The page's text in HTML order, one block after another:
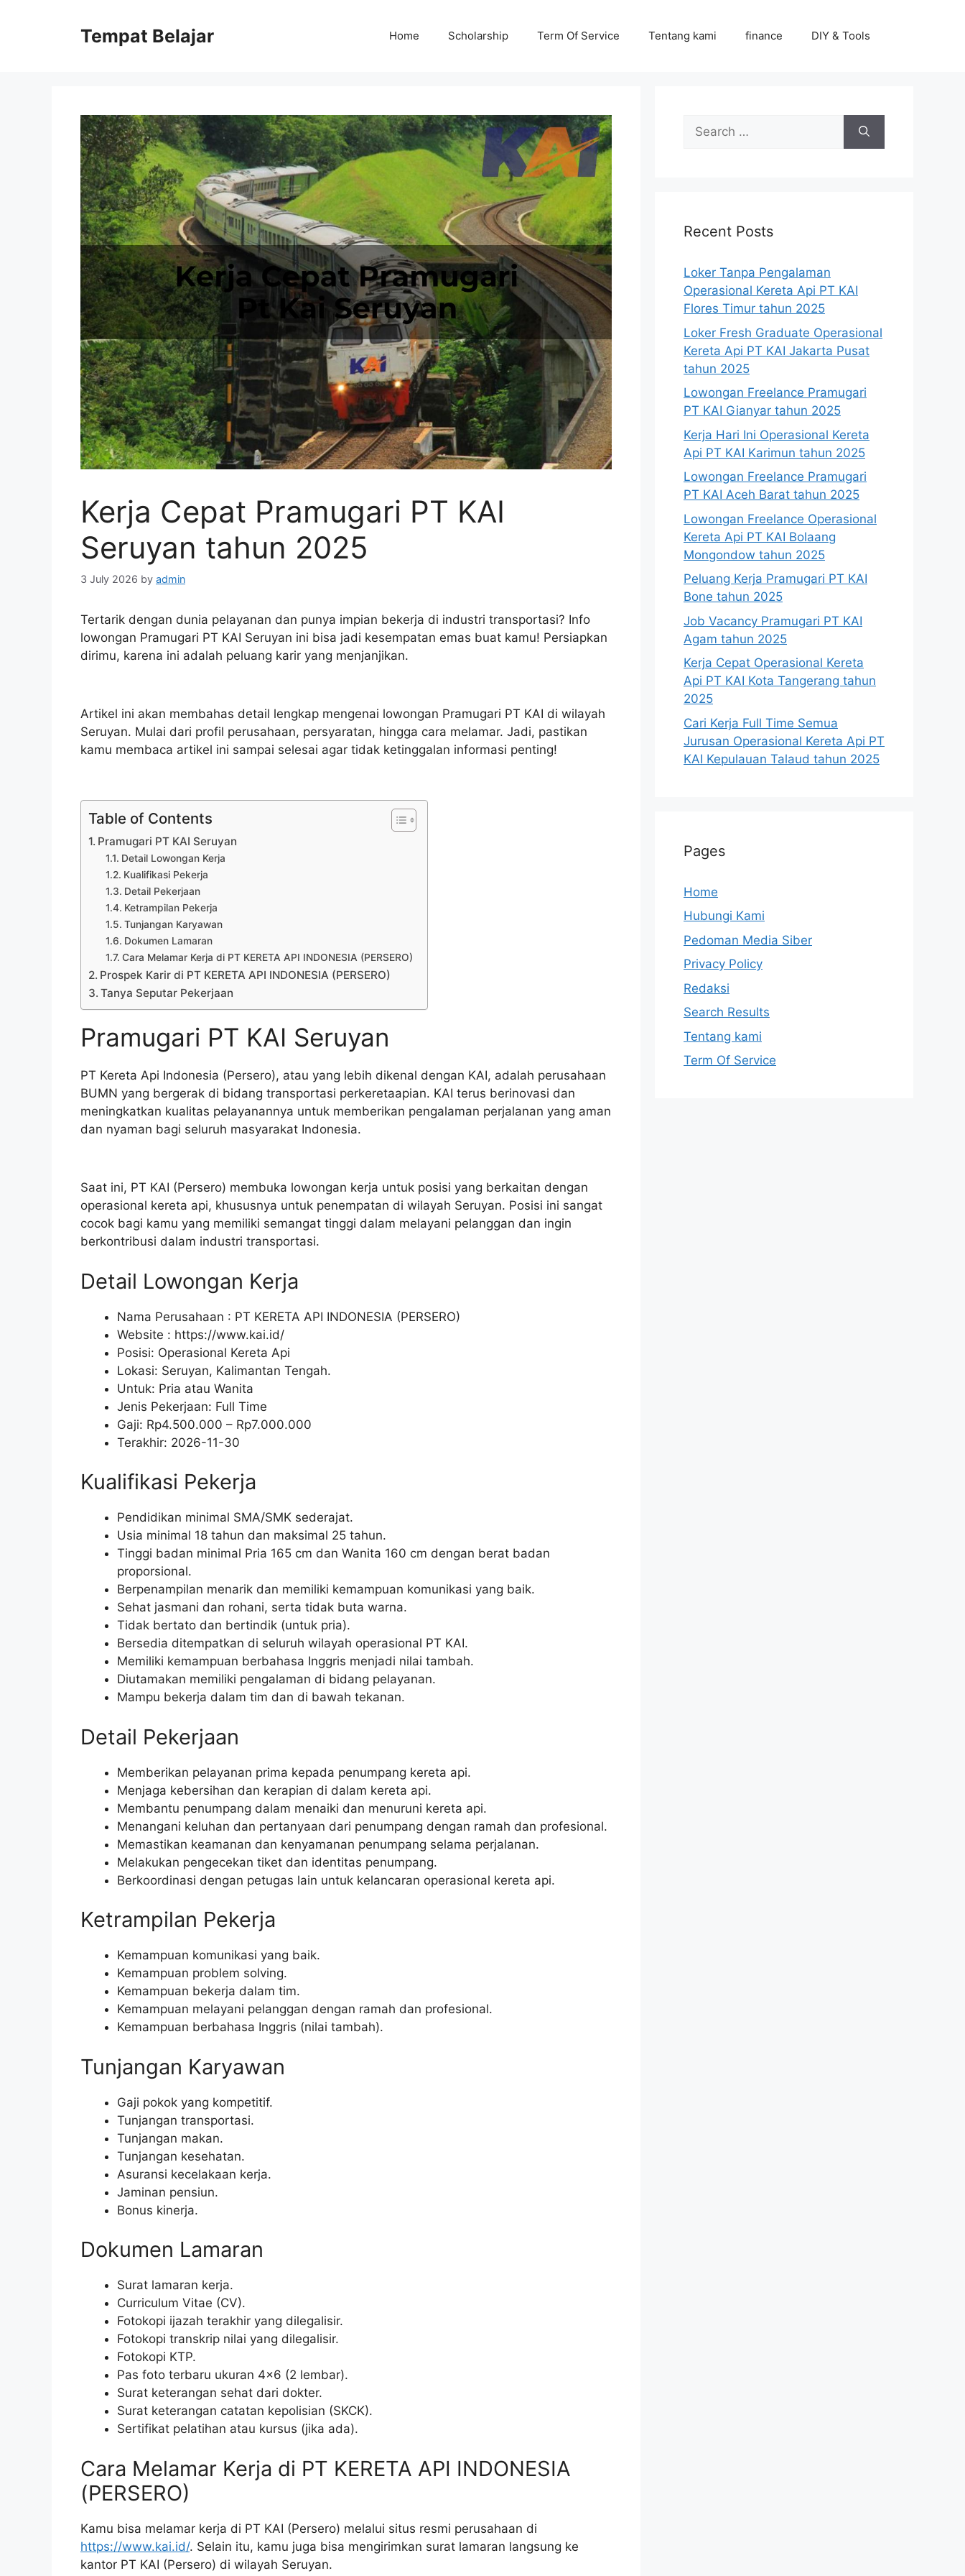
Tempat Belajar Home Scholarship Term Of Service Tentang kami finance DIY & Tools
Kerja Cepat Pramugari PT KAI
Seruyan tahun 2025
3 July 2026 by admin
Tertarik dengan dunia pelayanan dan punya impian bekerja di industri transportasi? Info
lowongan Pramugari PT KAI Seruyan ini bisa jadi kesempatan emas buat kamu! Persiapkan
dirimu, karena ini adalah peluang karir yang menjanjikan.
Artikel ini akan membahas detail lengkap mengenai lowongan Pramugari PT KAI di wilayah
Seruyan. Mulai dari profil perusahaan, persyaratan, hingga cara melamar. Jadi, pastikan
kamu membaca artikel ini sampai selesai agar tidak ketinggalan informasi penting!
Table of Contents
Pramugari PT KAI Seruyan
Detail Lowongan Kerja
Kualifikasi Pekerja
Detail Pekerjaan
Ketrampilan Pekerja
Tunjangan Karyawan
Dokumen Lamaran
Cara Melamar Kerja di PT KERETA API INDONESIA (PERSERO)
Prospek Karir di PT KERETA API INDONESIA (PERSERO)
Tanya Seputar Pekerjaan
Pramugari PT KAI Seruyan
PT Kereta Api Indonesia (Persero), atau yang lebih dikenal dengan KAI, adalah perusahaan
BUMN yang bergerak di bidang transportasi perkeretaapian. KAI terus berinovasi dan
meningkatkan kualitas pelayanannya untuk memberikan pengalaman perjalanan yang aman
dan nyaman bagi seluruh masyarakat Indonesia.
Saat ini, PT KAI (Persero) membuka lowongan kerja untuk posisi yang berkaitan dengan
operasional kereta api, khususnya untuk penempatan di wilayah Seruyan. Posisi ini sangat
cocok bagi kamu yang memiliki semangat tinggi dalam melayani pelanggan dan ingin
berkontribusi dalam industri transportasi.
Detail Lowongan Kerja
Nama Perusahaan : PT KERETA API INDONESIA (PERSERO)
Website : https://www.kai.id/
Posisi: Operasional Kereta Api
Lokasi: Seruyan, Kalimantan Tengah.
Untuk: Pria atau Wanita
Jenis Pekerjaan: Full Time
Gaji: Rp4.500.000 – Rp7.000.000
Terakhir: 2026-11-30
Kualifikasi Pekerja
Pendidikan minimal SMA/SMK sederajat.
Usia minimal 18 tahun dan maksimal 25 tahun.
Tinggi badan minimal Pria 165 cm dan Wanita 160 cm dengan berat badan
proporsional.
Berpenampilan menarik dan memiliki kemampuan komunikasi yang baik.
Sehat jasmani dan rohani, serta tidak buta warna.
Tidak bertato dan bertindik (untuk pria).
Bersedia ditempatkan di seluruh wilayah operasional PT KAI.
Memiliki kemampuan berbahasa Inggris menjadi nilai tambah.
Diutamakan memiliki pengalaman di bidang pelayanan.
Mampu bekerja dalam tim dan di bawah tekanan.
Detail Pekerjaan
Memberikan pelayanan prima kepada penumpang kereta api.
Menjaga kebersihan dan kerapian di dalam kereta api.
Membantu penumpang dalam menaiki dan menuruni kereta api.
Menangani keluhan dan pertanyaan dari penumpang dengan ramah dan profesional.
Memastikan keamanan dan kenyamanan penumpang selama perjalanan.
Melakukan pengecekan tiket dan identitas penumpang.
Berkoordinasi dengan petugas lain untuk kelancaran operasional kereta api.
Ketrampilan Pekerja
Kemampuan komunikasi yang baik.
Kemampuan problem solving.
Kemampuan bekerja dalam tim.
Kemampuan melayani pelanggan dengan ramah dan profesional.
Kemampuan berbahasa Inggris (nilai tambah).
Tunjangan Karyawan
Gaji pokok yang kompetitif.
Tunjangan transportasi.
Tunjangan makan.
Tunjangan kesehatan.
Asuransi kecelakaan kerja.
Jaminan pensiun.
Bonus kinerja.
Dokumen Lamaran
Surat lamaran kerja.
Curriculum Vitae (CV).
Fotokopi ijazah terakhir yang dilegalisir.
Fotokopi transkrip nilai yang dilegalisir.
Fotokopi KTP.
Pas foto terbaru ukuran 4×6 (2 lembar).
Surat keterangan sehat dari dokter.
Surat keterangan catatan kepolisian (SKCK).
Sertifikat pelatihan atau kursus (jika ada).
Cara Melamar Kerja di PT KERETA API INDONESIA
(PERSERO)
Kamu bisa melamar kerja di PT KAI (Persero) melalui situs resmi perusahaan di
https://www.kai.id/. Selain itu, kamu juga bisa mengirimkan surat lamaran langsung ke
kantor PT KAI (Persero) di wilayah Seruyan.
Search
for:
Recent Posts
Loker Tanpa Pengalaman
Operasional Kereta Api PT KAI
Flores Timur tahun 2025
Loker Fresh Graduate Operasional
Kereta Api PT KAI Jakarta Pusat
tahun 2025
Lowongan Freelance Pramugari
PT KAI Gianyar tahun 2025
Kerja Hari Ini Operasional Kereta
Api PT KAI Karimun tahun 2025
Lowongan Freelance Pramugari
PT KAI Aceh Barat tahun 2025
Lowongan Freelance Operasional
Kereta Api PT KAI Bolaang
Mongondow tahun 2025
Peluang Kerja Pramugari PT KAI
Bone tahun 2025
Job Vacancy Pramugari PT KAI
Agam tahun 2025
Kerja Cepat Operasional Kereta
Api PT KAI Kota Tangerang tahun
2025
Cari Kerja Full Time Semua
Jurusan Operasional Kereta Api PT
KAI Kepulauan Talaud tahun 2025
Pages
Home
Hubungi Kami
Pedoman Media Siber
Privacy Policy
Redaksi
Search Results
Tentang kami
Term Of Service